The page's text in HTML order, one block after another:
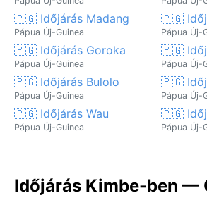
🇵🇬 Időjárás Madang
Pápua Új-Guinea
🇵🇬
Pápua Új-
🇵🇬 Időjárás Goroka
Pápua Új-Guinea
🇵🇬
Pápua Új-
🇵🇬 Időjárás Bulolo
Pápua Új-Guinea
🇵🇬
Pápua Új-
🇵🇬 Időjárás Wau
Pápua Új-Guinea
🇵🇬
Pápua Új-
Időjárás Kimbe-ben —